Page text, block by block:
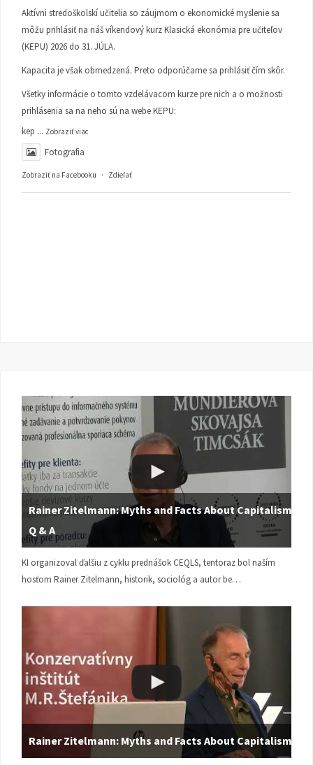
Aktívni stredoškolskí učitelia so záujmom o ekonomické myslenie sa
môžu prihlásiť na náš víkendový kurz Klasická ekonómia pre učiteľov
(KEPU) 2026 do 31. JÚLA.
Kapacita je však obmedzená. Preto odporúčame sa prihlásiť čím skôr.
Všetky informácie o tomto vzdelávacom kurze pre nich a o možnosti
prihlásenia sa na neho sú na webe KEPU:
kep ... Zobraziť viac
Fotografia
Zobraziť na Facebooku · Zdieľať
Rainer Zitelmann: Myths and Facts About Capitalism |
Q & A
KI organizoval ďalšiu z cyklu prednášok CEQLS, tentoraz bol naším
hosťom Rainer Zitelmann, historik, sociológ a autor be…
Rainer Zitelmann: Myths and Facts About Capitalism